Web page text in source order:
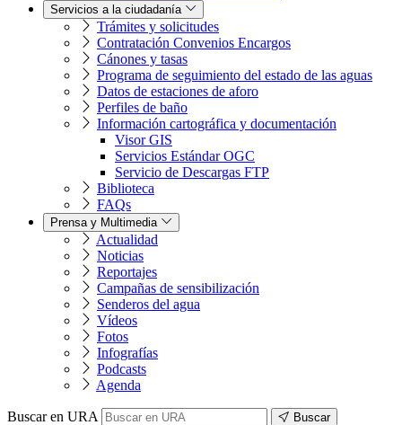
Servicios a la ciudadanía
Trámites y solicitudes
Contratación Convenios Encargos
Cánones y tasas
Programa de seguimiento del estado de las aguas
Datos de estaciones de aforo
Perfiles de baño
Información cartográfica y documentación
Visor GIS
Servicios Estándar OGC
Servicio de Descargas FTP
Biblioteca
FAQs
Prensa y Multimedia
Actualidad
Noticias
Reportajes
Campañas de sensibilización
Senderos del agua
Vídeos
Fotos
Infografías
Podcasts
Agenda
Buscar en URA Buscar